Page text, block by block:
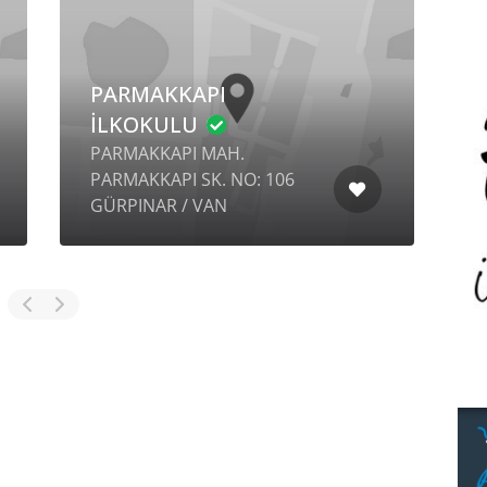
PARMAKKAPI
İLKOKULU
PARMAKKAPI MAH.
PARMAKKAPI SK. NO: 106
GÜRPINAR / VAN